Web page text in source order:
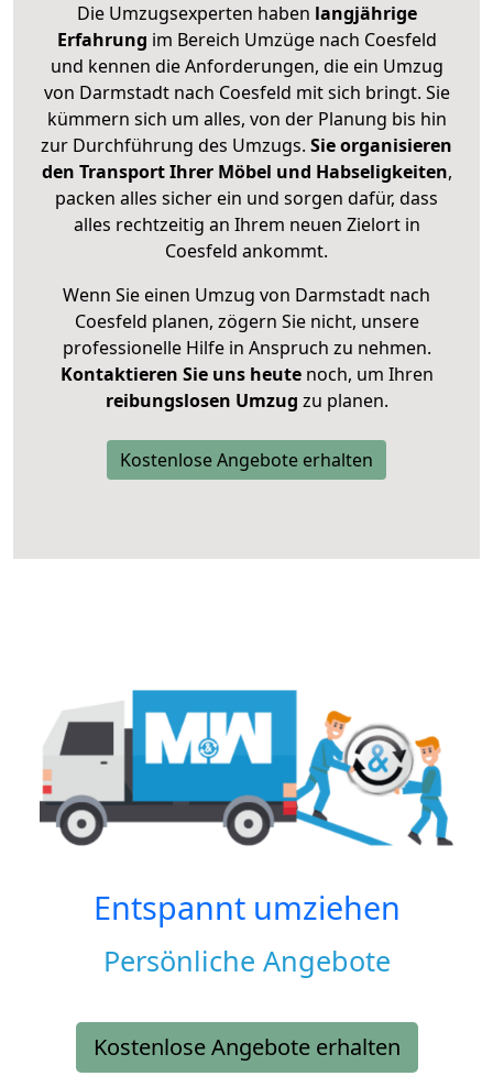
Die Umzugsexperten haben langjährige
Erfahrung im Bereich Umzüge nach Coesfeld
und kennen die Anforderungen, die ein Umzug
von Darmstadt nach Coesfeld mit sich bringt. Sie
kümmern sich um alles, von der Planung bis hin
zur Durchführung des Umzugs. Sie organisieren
den Transport Ihrer Möbel und Habseligkeiten,
packen alles sicher ein und sorgen dafür, dass
alles rechtzeitig an Ihrem neuen Zielort in
Coesfeld ankommt.
Wenn Sie einen Umzug von Darmstadt nach
Coesfeld planen, zögern Sie nicht, unsere
professionelle Hilfe in Anspruch zu nehmen.
Kontaktieren Sie uns heutenoch, um Ihren
reibungslosen Umzug zu planen.
Kostenlose Angebote erhalten
Entspannt umziehen
Persönliche Angebote
Kostenlose Angebote erhalten